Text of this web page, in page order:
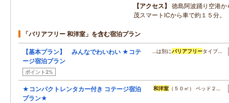
アクセス
徳島阿波踊り空港
茂スマートICから車で約１５分。
「バリアフリー 和洋室」を含む宿泊プラン
【基本プラン】 みんなでわいわい ★コテ
ージ宿泊プラン
ポイント2%
…は別にバリアフリータイプ…
★コンパクトレンタカー付き コテージ宿泊
プラン★
和洋室 （５０㎡） ベッド２…